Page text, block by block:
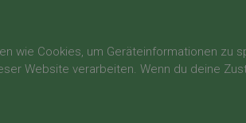
wie Cookies, um Geräteinformationen
Website verarbeiten. Wenn du deine